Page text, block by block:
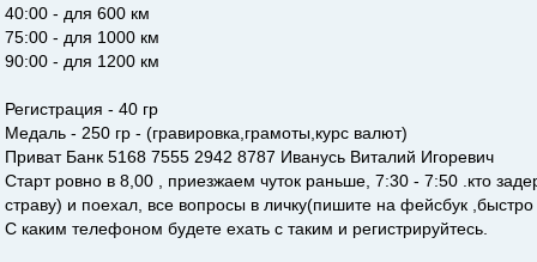
40:00 - для 600 км
75:00 - для 1000 км
90:00 - для 1200 км
Регистрация - 40 гр
Медаль - 250 гр - (гравировка,грамоты,курс валют)
Приват Банк 5168 7555 2942 8787 Иванусь Виталий Игоревич
Старт ровно в 8,00 , приезжаем чуток раньше, 7:30 - 7:50 .кто
страву) и поехал, все вопросы в личку(пишите на фейсбук
С каким телефоном будете ехать с таким и регистрируйтесь.